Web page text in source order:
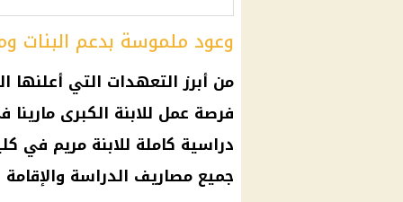
وعود ملموسة بدعم البنات
من أبرز التعهدات التي أعلنها
فرصة عمل للابنة الكبرى
دراسية كاملة للابنة مريم في
جميع مصاريف الدراسة